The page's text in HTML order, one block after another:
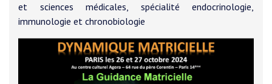
et sciences médicales, spécialité endocrinologie,
immunologie et chronobiologie